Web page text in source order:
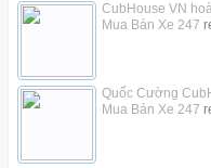
CubHouse VN
Mua Bán Xe 247
Quốc Cường
Mua Bán Xe 247